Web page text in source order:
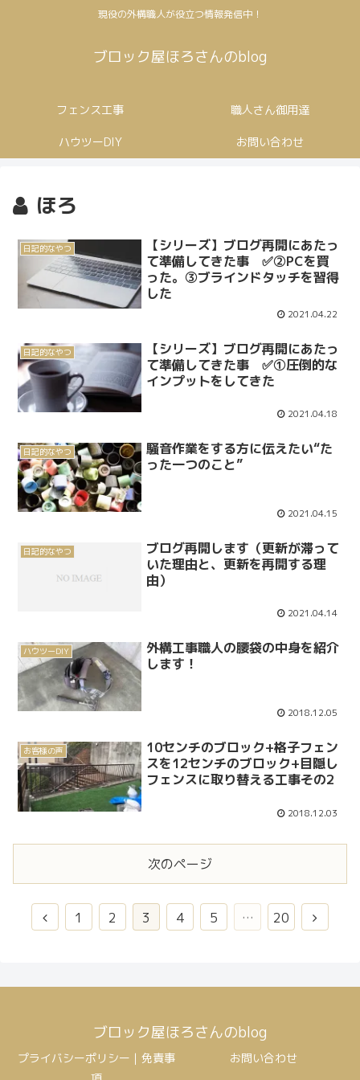
現役の外構職人が役立つ情報発信中！
ブロック屋ほろさんのblog
フェンス工事 職人さん御用達
ハウツーDIY お問い合わせ
ほろ
日記的なやつ
【シリーズ】ブログ再開にあたっ
て準備してきた事 ✅②PCを買
った。③ブラインドタッチを習得
した
2021.04.22
日記的なやつ
【シリーズ】ブログ再開にあたっ
て準備してきた事 ✅①圧倒的な
インプットをしてきた
2021.04.18
日記的なやつ
騒音作業をする方に伝えたい“た
った一つのこと”
2021.04.15
日記的なやつ
ブログ再開します（更新が滞って
いた理由と、更新を再開する理
由）
2021.04.14
ハウツーDIY
外構工事職人の腰袋の中身を紹介
します！
2018.12.05
お客様の声
10センチのブロック+格子フェン
スを12センチのブロック+目隠し
フェンスに取り替える工事その2
2018.12.03
次のページ
1 2 3 4 5 … 20
ブロック屋ほろさんのblog
プライバシーポリシー｜免責事
お問い合わせ